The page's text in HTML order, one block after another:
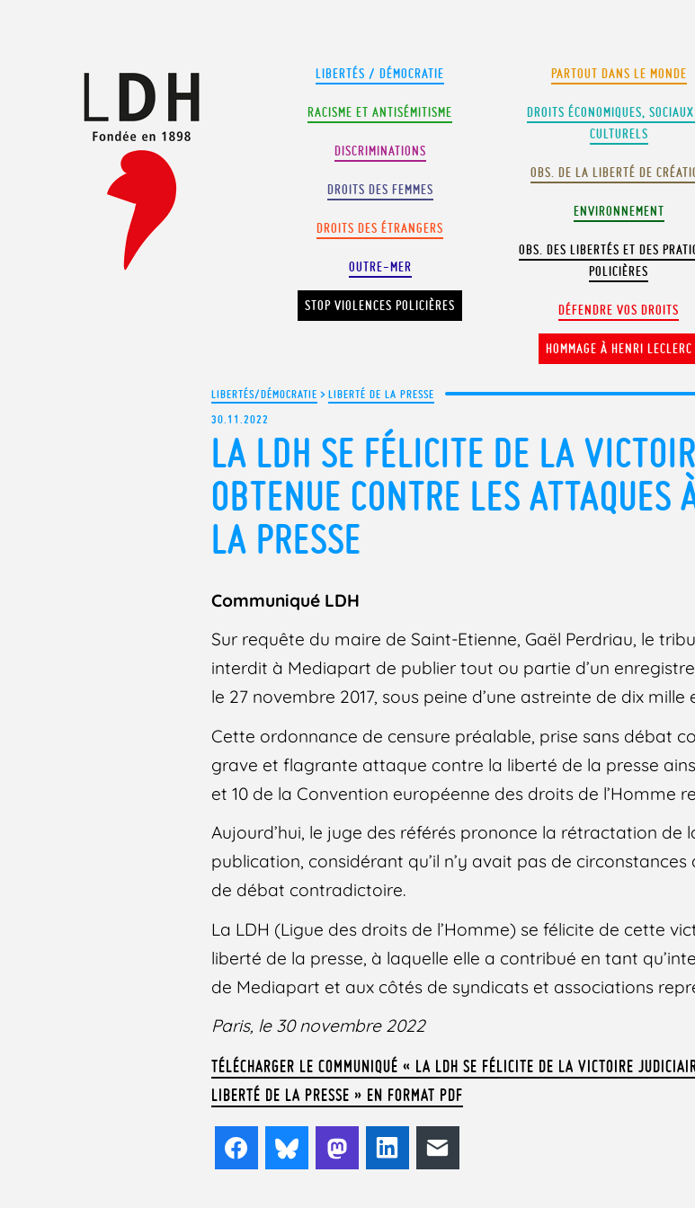
LIBERTÉS / DÉMOCRATIE
RACISME ET ANTISÉMITISME
DISCRIMINATIONS
DROITS DES FEMMES
DROITS DES ÉTRANGERS
OUTRE-MER
STOP VIOLENCES POLICIÈRES
PARTOUT DANS LE MONDE
DROITS ÉCONOMIQUES,
CULTURELS
OBS. DE LA LIBERTÉ DE
ENVIRONNEMENT
OBS. DES LIBERTÉS ET DES
POLICIÈRES
DÉFENDRE VOS DROITS
HOMMAGE À HENRI LECLERC
LIBERTÉS/DÉMOCRATIE >LIBERTÉ DE LA PRESSE
30.11.2022
LA LDH SE FÉLICITE DE LA
OBTENUE CONTRE LES
LA PRESSE
Communiqué LDH
Sur requête du maire de Saint-Etienne, Gaël Perdriau, le
interdit à Mediapart de publier tout ou partie d’un
le 27 novembre 2017, sous peine d’une astreinte de dix
Cette ordonnance de censure préalable, prise sans débat
grave et flagrante attaque contre la liberté de la presse
et 10 de la Convention européenne des droits de l’Homme
Aujourd’hui, le juge des référés prononce la rétractation de
publication, considérant qu’il n’y avait pas de
de débat contradictoire.
La LDH (Ligue des droits de l’Homme) se félicite de cette
liberté de la presse, à laquelle elle a contribué en tant
de Mediapart et aux côtés de syndicats et associations
Paris, le 30 novembre 2022
TÉLÉCHARGER LE COMMUNIQUÉ « LA LDH SE FÉLICITE DE LA VICTOIRE
LIBERTÉ DE LA PRESSE » EN FORMAT PDF
FacebookBlueskyMastodonLinkedIn